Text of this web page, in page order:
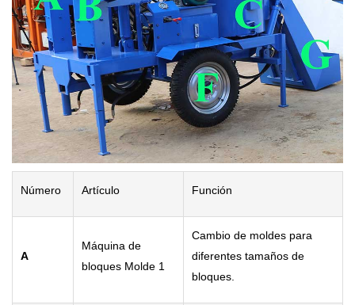
Número Artículo Función
A
Máquina de
bloques Molde 1
Cambio de moldes para
diferentes tamaños de
bloques.